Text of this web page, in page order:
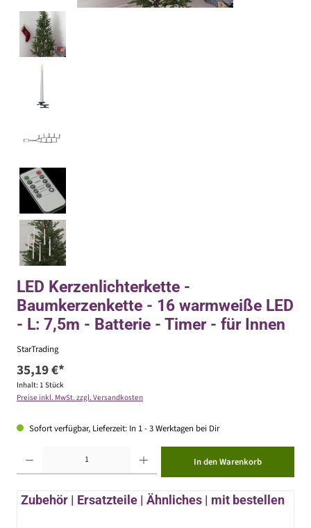
LED Kerzenlichterkette -
Baumkerzenkette - 16 warmweiße LED
- L: 7,5m - Batterie - Timer - für Innen
StarTrading
35,19 €*
Inhalt: 1 Stück
Preise inkl. MwSt. zzgl. Versandkosten
Sofort verfügbar, Lieferzeit: In 1 - 3 Werktagen bei Dir
In den Warenkorb
Zubehör | Ersatzteile | Ähnliches | mit bestellen